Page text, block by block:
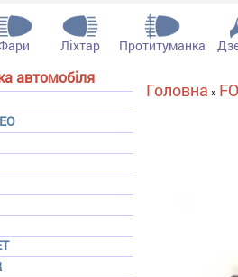
Ліхтар Протитуманка
автомобіля
Ви є тут
Головна »